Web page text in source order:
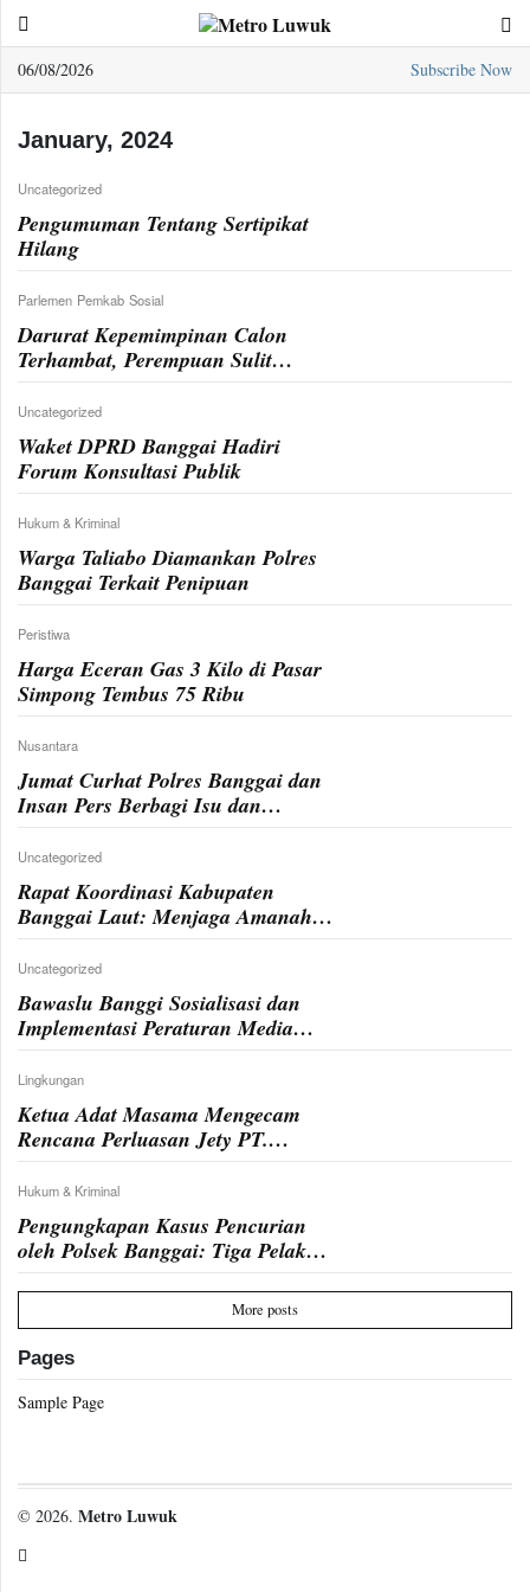
06/08/2026
Subscribe Now
Sample
January, 2024
Uncategorized
Pengumuman Tentang Sertipikat
Hilang
Parlemen Pemkab Sosial
Darurat Kepemimpinan Calon
Terhambat, Perempuan Sulit
Berlaga dalam Pemilihan Umum
Uncategorized
Waket DPRD Banggai Hadiri
Forum Konsultasi Publik
Hukum & Kriminal
Warga Taliabo Diamankan Polres
Banggai Terkait Penipuan
Peristiwa
Harga Eceran Gas 3 Kilo di Pasar
Simpong Tembus 75 Ribu
Nusantara
Jumat Curhat Polres Banggai dan
Insan Pers Berbagi Isu dan
Informasi
Uncategorized
Rapat Koordinasi Kabupaten
Banggai Laut: Menjaga Amanah
Demokrasi dalam Pemilu 2024
Uncategorized
Bawaslu Banggi Sosialisasi dan
Implementasi Peraturan Media
Sosial
Lingkungan
Ketua Adat Masama Mengecam
Rencana Perluasan Jety PT.
Empros Jaya
Hukum & Kriminal
Pengungkapan Kasus Pencurian
oleh Polsek Banggai: Tiga Pelaku
Berhasil Diamankan
More posts
Pages
Sample Page
© 2026. Metro Luwuk